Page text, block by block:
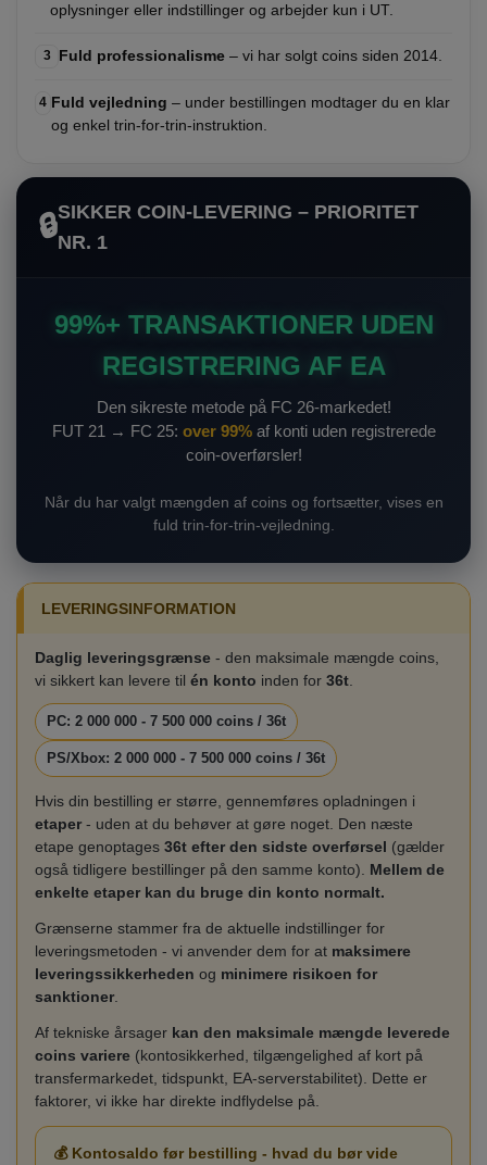
oplysninger eller indstillinger og arbejder kun i UT.
3 Fuld professionalisme – vi har solgt coins siden 2014.
4 Fuld vejledning – under bestillingen modtager du en klar
og enkel trin-for-trin-instruktion.
🔒SIKKER COIN-LEVERING – PRIORITET
NR. 1
99%+ TRANSAKTIONER UDEN
REGISTRERING AF EA
Den sikreste metode på FC 26-markedet!
FUT 21 → FC 25: over 99%af konti uden registrerede
coin-overførsler!
Når du har valgt mængden af coins og fortsætter, vises en
fuld trin-for-trin-vejledning.
LEVERINGSINFORMATION
Daglig leveringsgrænse - den maksimale mængde coins,
vi sikkert kan levere til én konto inden for 36t
PC: 2 000 000 - 7 500 000 coins / 36t
PS/Xbox: 2 000 000 - 7 500 000 coins / 36t
Hvis din bestilling er større, gennemføres opladningen i
etaper - uden at du behøver at gøre noget. Den næste
etape genoptages 36t efter den sidste overførsel (gælder
også tidligere bestillinger på den samme konto). Mellem de
enkelte etaper kan du bruge din konto normalt.
Grænserne stammer fra de aktuelle indstillinger for
leveringsmetoden - vi anvender dem for at maksimere
leveringssikkerheden og minimere risikoen for
sanktioner
Af tekniske årsager kan den maksimale mængde leverede
coins variere (kontosikkerhed, tilgængelighed af kort på
transfermarkedet, tidspunkt, EA-serverstabilitet). Dette er
faktorer, vi ikke har direkte indflydelse på.
💰 Kontosaldo før bestilling - hvad du bør vide